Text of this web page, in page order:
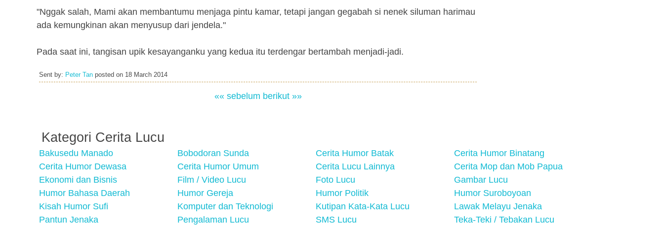
"Nggak salah, Mami akan membantumu menjaga pintu kamar, tetapi jangan gegabah si nenek siluman harimau
ada kemungkinan akan menyusup dari jendela."
Pada saat ini, tangisan upik kesayanganku yang kedua itu terdengar bertambah menjadi-jadi.
Sent by: Peter Tan posted on 18 March 2014
«« sebelum berikut »»
Kategori Cerita Lucu
Bakusedu Manado Bobodoran Sunda Cerita Humor Batak
Cerita Humor Binatang
Cerita Humor Dewasa
Cerita Humor Umum Cerita Lucu Lainnya
Cerita Mop dan Mob Papua
Ekonomi dan Bisnis
Film / Video Lucu Foto Lucu
Gambar Lucu
Humor Bahasa Daerah
Humor Gereja Humor Politik
Humor Suroboyoan
Kisah Humor Sufi
Komputer dan Teknologi Kutipan Kata-Kata Lucu
Lawak Melayu Jenaka
Pantun Jenaka
Pengalaman Lucu SMS Lucu Teka-Teki / Tebakan Lucu